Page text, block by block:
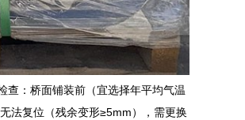
查：桥面铺装前（宜选择年平均气温
法复位（残余变形≥5mm），需更换